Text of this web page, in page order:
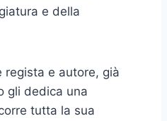
e della
regista e autore, già
gli dedica una
tutta la sua